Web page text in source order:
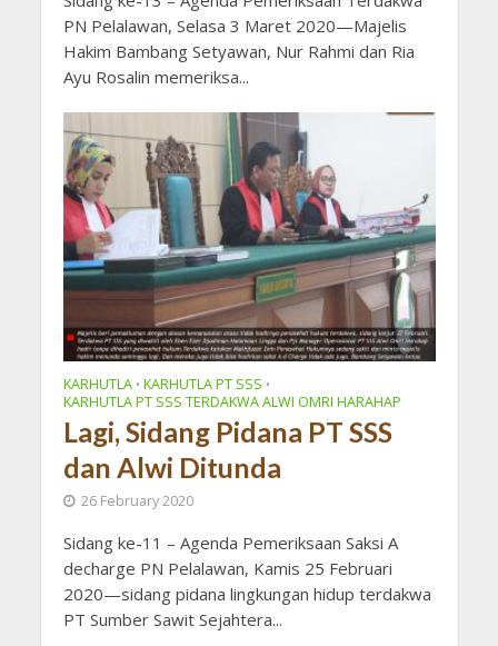
PN Pelalawan, Selasa 3 Maret 2020—Majelis
Hakim Bambang Setyawan, Nur Rahmi dan Ria
Ayu Rosalin memeriksa...
KARHUTLA • KARHUTLA PT SSS •
KARHUTLA PT SSS TERDAKWA ALWI OMRI HARAHAP
Lagi, Sidang Pidana PT SSS
dan Alwi Ditunda
26 February 2020
Sidang ke-11 – Agenda Pemeriksaan Saksi A
decharge PN Pelalawan, Kamis 25 Februari
2020—sidang pidana lingkungan hidup terdakwa
PT Sumber Sawit Sejahtera...